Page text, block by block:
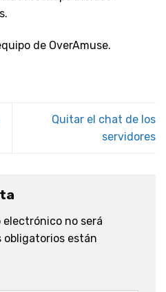
de OverAmuse.
Quitar el chat de los
servidores
no será
obligatorios están